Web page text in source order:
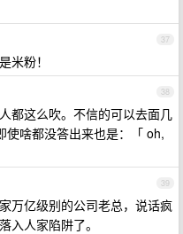
37
米粉！
38
都这么吹。不信的可以去面几
使啥都没答出来也是：「 oh,
39
万亿级别的公司老总，说话疯
入人家陷阱了。